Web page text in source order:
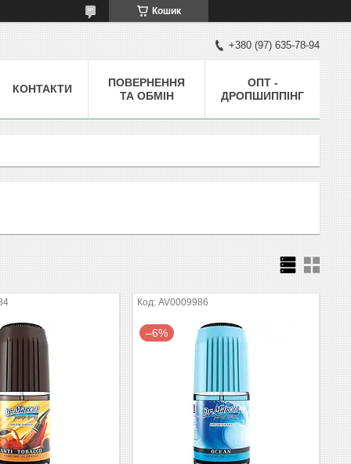
Кошик
+380 (97) 635-78-94
КОНТАКТИ
ПОВЕРНЕННЯ
ТА ОБМІН
ОПТ -
ДРОПШИППІНГ
AV0009986
–6%